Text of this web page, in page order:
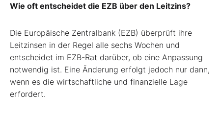
Wie oft entscheidet die EZB über den Leitzins?
Die Europäische Zentralbank (EZB) überprüft ihre
Leitzinsen in der Regel alle sechs Wochen und
entscheidet im EZB-Rat darüber, ob eine Anpassung
notwendig ist. Eine Änderung erfolgt jedoch nur dann,
wenn es die wirtschaftliche und finanzielle Lage
erfordert.